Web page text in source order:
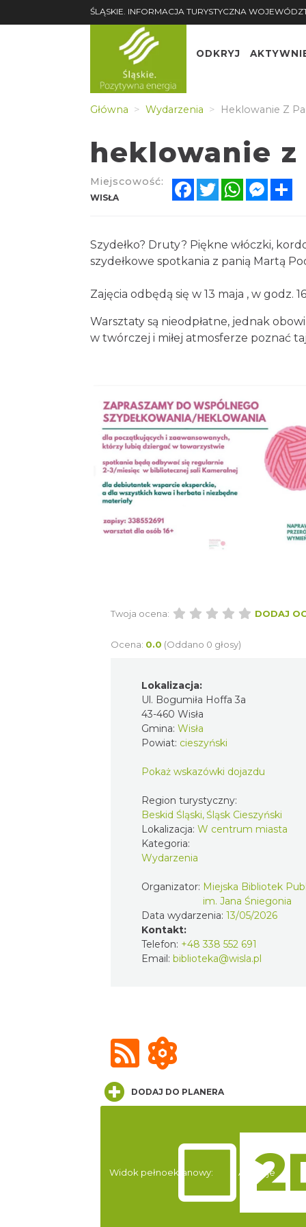
ŚLĄSKIE. INFORMACJA TURYSTYCZNA
ODKRYJ
Główna Wydarzenia Heklowanie Z
heklowanie
Miejscowość:
WISŁA
FacebookTwitterWhatsApp
Szydełko? Druty? Piękne włóczki,
szydełkowe spotkania z panią Martą
Zajęcia odbędą się w 13 maja , w godz.
Warsztaty są nieodpłatne, jednak
w twórczej i miłej atmosferze poznać
Twoja ocena: DODAJ
Ocena: 0.0 (Oddano 0 głosy)
Lokalizacja:
Ul. Bogumiła Hoffa 3a
43-460 Wisła
Gmina: Wisła
Powiat: cieszyński
Pokaż wskazówki dojazdu
Region turystyczny:
Beskid Śląski, Śląsk Cieszyński
Lokalizacja: W centrum miasta
Kategoria:
Wydarzenia
Organizator: Miejska Bibliotek
im. Jana Śniegonia
Data wydarzenia: 13/05/2026
Kontakt:
Telefon: +48 338 552 691
Email: biblioteka@wisla.pl
DODAJ DO PLANERA
Widok pełnoekranowy: Atrakcje